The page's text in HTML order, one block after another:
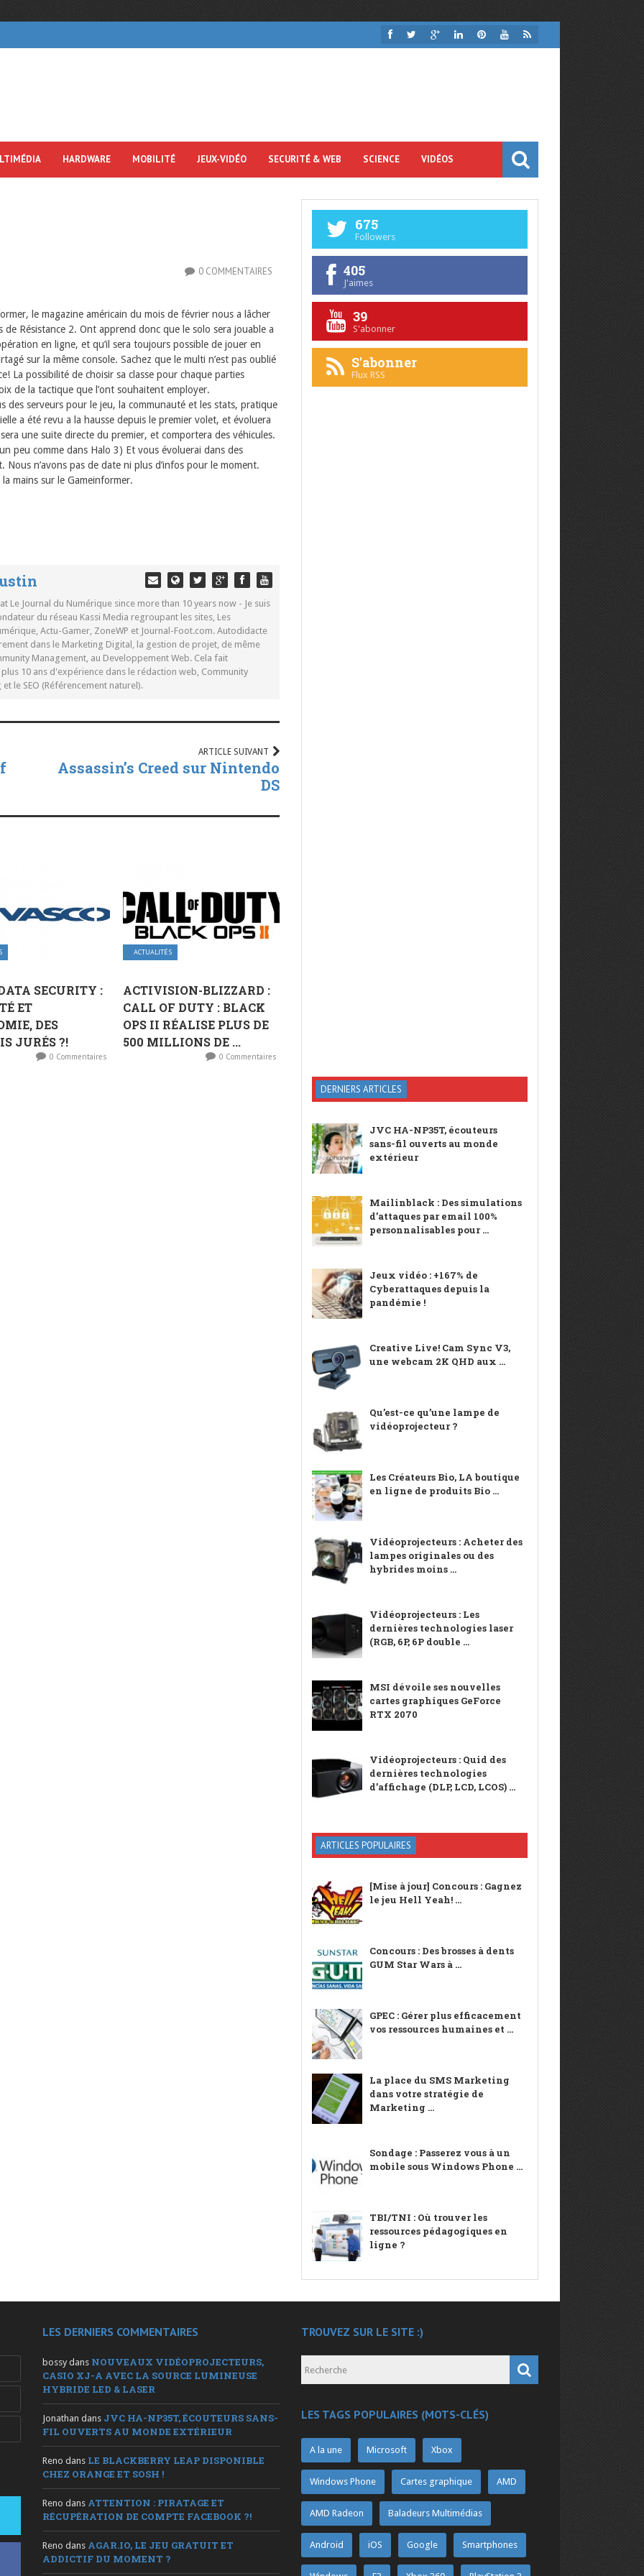
HARDWARE MOBILITÉ JEUX-VIDÉO SECURITÉ & WEB SCIENCE VIDÉOS
0 COMMENTAIRES
le magazine américain du mois de février nous a lâcher
de Résistance 2. Ont apprend donc que le solo sera jouable a
en ligne, et qu’il sera toujours possible de jouer en
sur la même console. Sachez que le multi n’est pas oublié
La possibilité de choisir sa classe pour chaque parties
de la tactique que l’ont souhaitent employer.
des serveurs pour le jeu, la communauté et les stats, pratique
a été revu a la hausse depuis le premier volet, et évoluera
une suite directe du premier, et comportera des véhicules.
peu comme dans Halo 3) Et vous évoluerai dans des
n’avons pas de date ni plus d’infos pour le moment.
mains sur le Gameinformer.
Le Journal du Numérique since more than 10 years now - Je suis
du réseau Kassi Media regroupant les sites, Les
Actu-Gamer, ZoneWP et Journal-Foot.com. Autodidacte
dans le Marketing Digital, la gestion de projet, de même
Management, au Developpement Web. Cela fait
10 ans d'expérience dans le rédaction web, Community
le SEO (Référencement naturel).
ARTICLE SUIVANT
Assassin’s Creed sur Nintendo
DS
SECURITY :
ET
DES
JURÉS ?!
0 Commentaires
ACTUALITÉS
ACTIVISION-BLIZZARD :
CALL OF DUTY : BLACK
OPS II RÉALISE PLUS DE
500 MILLIONS DE ...
0 Commentaires
675
Followers
405
J'aimes
39
S'abonner
S'abonner
Flux RSS
DERNIERS ARTICLES
JVC HA-NP35T, écouteurs
sans-fil ouverts au monde
extérieur
Mailinblack : Des simulations
d’attaques par email 100%
personnalisables pour ...
Jeux vidéo : +167% de
Cyberattaques depuis la
pandémie !
Creative Live! Cam Sync V3,
une webcam 2K QHD aux ...
Qu’est-ce qu’une lampe de
vidéoprojecteur ?
Les Créateurs Bio, LA boutique
en ligne de produits Bio ...
Vidéoprojecteurs : Acheter des
lampes originales ou des
hybrides moins ...
Vidéoprojecteurs : Les
dernières technologies laser
(RGB, 6P, 6P double ...
MSI dévoile ses nouvelles
cartes graphiques GeForce
RTX 2070
Vidéoprojecteurs : Quid des
dernières technologies
d’affichage (DLP, LCD, LCOS) ...
ARTICLES POPULAIRES
[Mise à jour] Concours : Gagnez
le jeu Hell Yeah! ...
Concours : Des brosses à dents
GUM Star Wars à ...
GPEC : Gérer plus efficacement
vos ressources humaines et ...
La place du SMS Marketing
dans votre stratégie de
Marketing ...
Sondage : Passerez vous à un
mobile sous Windows Phone ...
TBI/TNI : Où trouver les
ressources pédagogiques en
ligne ?
LES DERNIERS COMMENTAIRES
bossy dans NOUVEAUX VIDÉOPROJECTEURS,
CASIO XJ-A AVEC LA SOURCE LUMINEUSE
HYBRIDE LED & LASER
Jonathan dans JVC HA-NP35T, ÉCOUTEURS SANS-
FIL OUVERTS AU MONDE EXTÉRIEUR
Reno dans LE BLACKBERRY LEAP DISPONIBLE
CHEZ ORANGE ET SOSH !
Reno dans ATTENTION : PIRATAGE ET
RÉCUPÉRATION DE COMPTE FACEBOOK ?!
Reno dans AGAR.IO, LE JEU GRATUIT ET
ADDICTIF DU MOMENT ?
TROUVEZ SUR LE SITE :)
LES TAGS POPULAIRES (MOTS-CLÉS)
A la une Microsoft Xbox
Windows Phone Cartes graphique AMD
AMD Radeon Baladeurs Multimédias
Android iOS Google Smartphones